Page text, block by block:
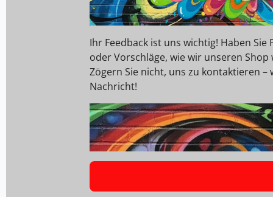
Ihr Feedback ist uns wichtig! Haben
oder Vorschläge, wie wir unseren
Zögern Sie nicht, uns zu kontaktieren
Nachricht!